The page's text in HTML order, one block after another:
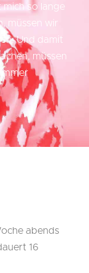
so lange
müssen wir
Und damit
müssen
abends
16